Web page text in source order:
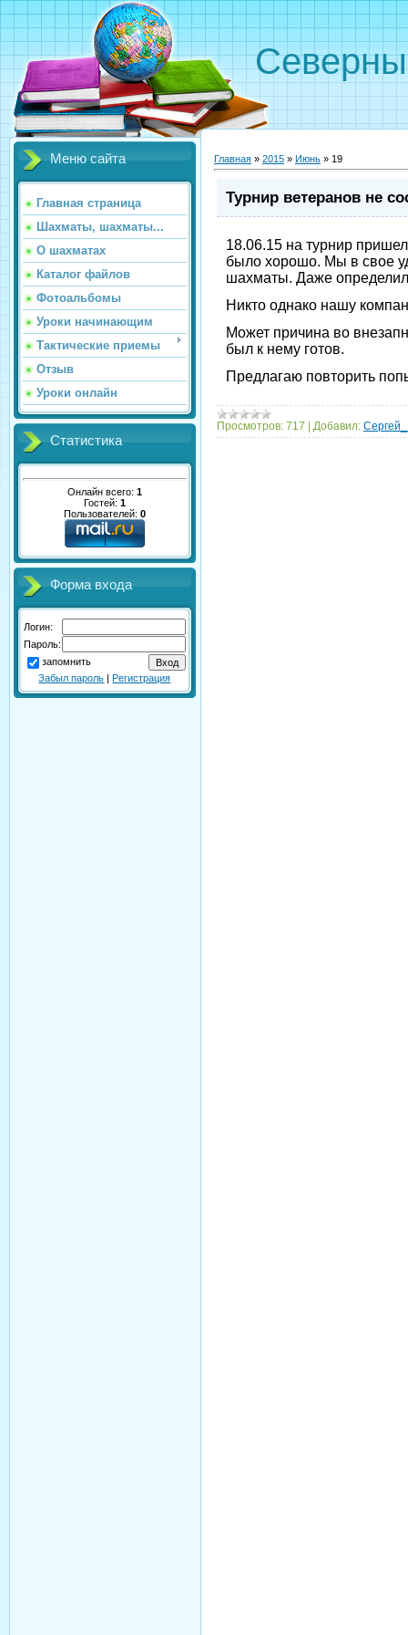
Меню сайта
Главная страница
Шахматы, шахматы...
О шахматах
Каталог файлов
Фотоальбомы
Уроки начинающим
Тактические приемы
Отзыв
Уроки онлайн
Статистика
Онлайн всего: 1
Гостей: 1
Пользователей: 0
Форма входа
Логин:
Пароль:
запомнить
Забыл пароль |Регистрация
Главная » 2015 » Июнь » 19
Турнир ветеранов не
18.06.15 на турнир
было хорошо. Мы в свое
шахматы. Даже
Никто однако нашу
Может причина во
был к нему готов.
Предлагаю повторить
Просмотров: 717 Добавил: